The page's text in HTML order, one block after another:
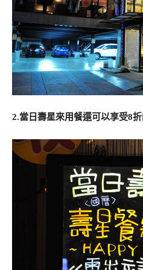
2.當日壽星來用餐還可以享受8